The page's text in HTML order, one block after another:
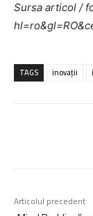
Sursa articol /
TAGS inovații
Articolul precedent